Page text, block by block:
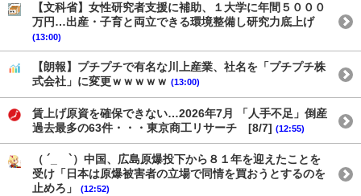
【文科省】女性研究者支援に補助、１大学に年間５０００
万円…出産・子育と両立できる環境整備し研究力底上げ
(13:00)
【朗報】プチプチで有名な川上産業、社名を「プチプチ株
式会社」に変更ｗｗｗｗｗ (13:00)
賃上げ原資を確保できない…2026年7月 「人手不足」倒産
過去最多の63件・・・東京商工リサーチ [8/7] (12:55)
（ ´_ゝ`）中国、広島原爆投下から８１年を迎えたことを
受け「日本は原爆被害者の立場で同情を買おうとするのを
止めろ」
(12:52)